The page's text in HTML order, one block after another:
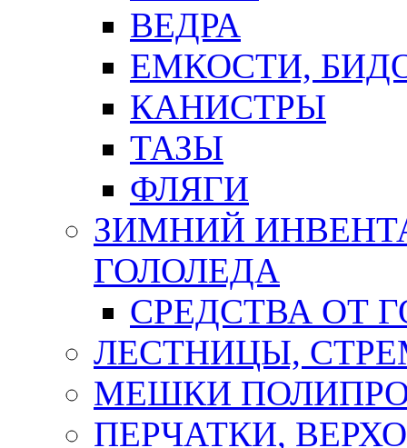
ВЕДРА
ЕМКОСТИ,
КАНИСТРЫ
ТАЗЫ
ФЛЯГИ
ЗИМНИЙ
ГОЛОЛЕДА
СРЕДСТВА ОТ
ЛЕСТНИЦЫ,
МЕШКИ
ПЕРЧАТКИ,